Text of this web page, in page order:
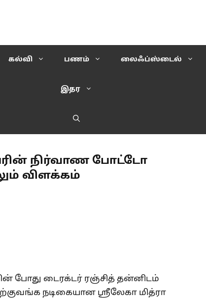
கல்வி பணம் லைஃப்ஸ்டைல்
இதர
நிர்வாண போட்டோ
விளக்கம்
போது டைரக்டர் ரஞ்சித் தன்னிடம்
நடிகையான ஸ்ரீலேகா மித்ரா